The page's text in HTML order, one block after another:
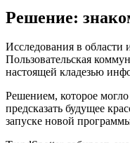
Решение:
Исследования в
Пользовательская
настоящей кладезью
Решением, которое
предсказать будущее
запуске новой